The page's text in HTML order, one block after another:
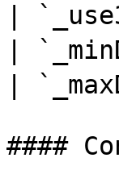
|
|
|
####